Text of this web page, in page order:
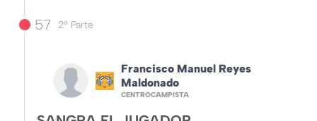
57 2º Parte
Francisco Manuel Reyes
Maldonado
CENTROCAMPISTA